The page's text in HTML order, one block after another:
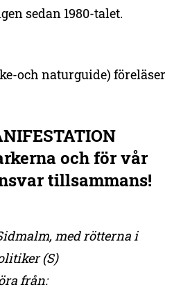
sedan 1980-talet.
och naturguide) föreläser
och för vår
tillsammans!
med rötterna i
(S)
från: